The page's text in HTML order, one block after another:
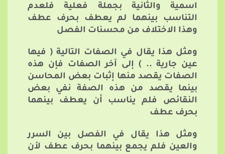
اسمية والثانية بجملة فعلية فلعدم
التناسب بينهما لم يعطف بحرف عطف
وهذا الاختلاف من محسنات الفصل
ومثل هذا يقال في الصفات التالية ( فيها
عين جارية .. ) إلى آخر الصفات فإن هذه
الصفات يقصد منها إثبات بعض المحاسن
بينما يقصد من هذه الصفة نفي بعض
النقائص فلم يناسب أن يعطف بينهما
بحرف عطف
ومثل هذا يقال في الفصل بين السرر
والعين فلم يجمع بينهما بحرف عطف لأن